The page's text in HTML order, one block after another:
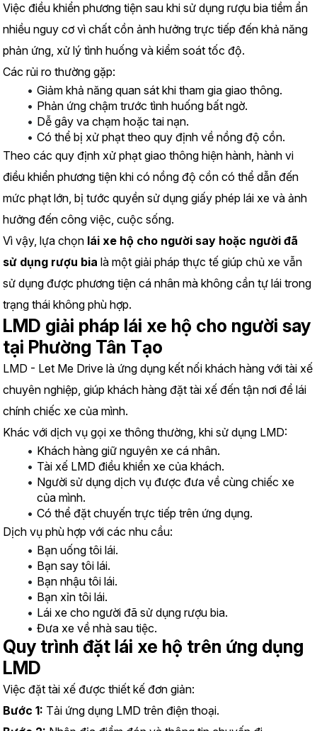
Việc điều khiển phương tiện sau khi sử dụng rượu bia tiềm ẩn
nhiều nguy cơ vì chất cồn ảnh hưởng trực tiếp đến khả năng
phản ứng, xử lý tình huống và kiểm soát tốc độ.
Các rủi ro thường gặp:
Giảm khả năng quan sát khi tham gia giao thông.
Phản ứng chậm trước tình huống bất ngờ.
Dễ gây va chạm hoặc tai nạn.
Có thể bị xử phạt theo quy định về nồng độ cồn.
Theo các quy định xử phạt giao thông hiện hành, hành vi
điều khiển phương tiện khi có nồng độ cồn có thể dẫn đến
mức phạt lớn, bị tước quyền sử dụng giấy phép lái xe và ảnh
hưởng đến công việc, cuộc sống.
Vì vậy, lựa chọn lái xe hộ cho người say hoặc người đã
sử dụng rượu bia là một giải pháp thực tế giúp chủ xe vẫn
sử dụng được phương tiện cá nhân mà không cần tự lái trong
trạng thái không phù hợp.
LMD giải pháp lái xe hộ cho người say
tại Phường Tân Tạo
LMD - Let Me Drive là ứng dụng kết nối khách hàng với tài xế
chuyên nghiệp, giúp khách hàng đặt tài xế đến tận nơi để lái
chính chiếc xe của mình.
Khác với dịch vụ gọi xe thông thường, khi sử dụng LMD:
Khách hàng giữ nguyên xe cá nhân.
Tài xế LMD điều khiển xe của khách.
Người sử dụng dịch vụ được đưa về cùng chiếc xe
của mình.
Có thể đặt chuyến trực tiếp trên ứng dụng.
Dịch vụ phù hợp với các nhu cầu:
Bạn uống tôi lái.
Bạn say tôi lái.
Bạn nhậu tôi lái.
Bạn xỉn tôi lái.
Lái xe cho người đã sử dụng rượu bia.
Đưa xe về nhà sau tiệc.
Quy trình đặt lái xe hộ trên ứng dụng
LMD
Việc đặt tài xế được thiết kế đơn giản:
Bước 1: Tải ứng dụng LMD trên điện thoại.